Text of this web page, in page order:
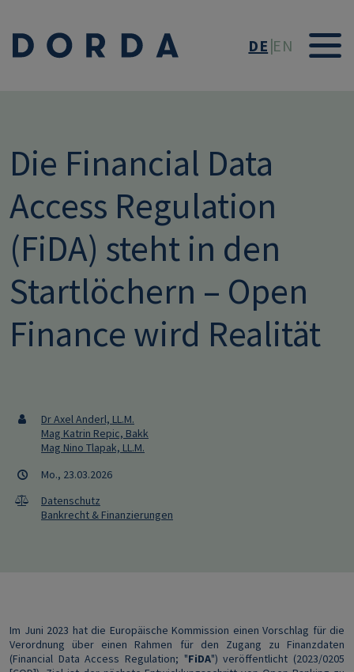
DE EN
Die Financial Data
Access Regulation
(FiDA) steht in den
Startlöchern – Open
Finance wird Realität
Dr Axel Anderl, LL.M.
Mag Katrin Repic, Bakk
Mag Nino Tlapak, LL.M.
Mo., 23.03.2026
Datenschutz
Bankrecht & Finanzierungen
Im Juni 2023 hat die Europäische Kommission einen Vorschlag für die
Verordnung über einen Rahmen für den Zugang zu Finanzdaten
(Financial Data Access Regulation; "FiDA") veröffentlicht (2023/0205